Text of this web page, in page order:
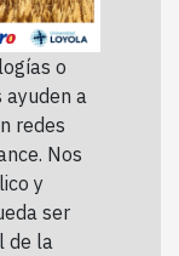
o
ayuden a
redes
Nos
y
ser
de la